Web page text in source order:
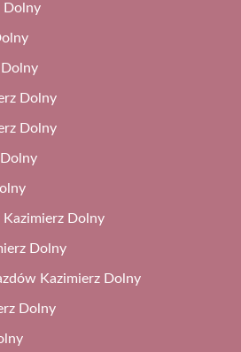
Dolny
Dolny
Dolny
Dolny
Kazimierz Dolny
Dolny
Kazimierz Dolny
Dolny